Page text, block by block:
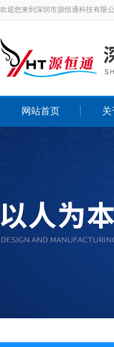
欢迎您来到深圳市源恒通科技有限公
网站首页 关